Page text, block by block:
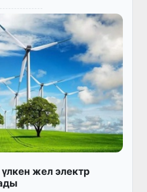
жел электр